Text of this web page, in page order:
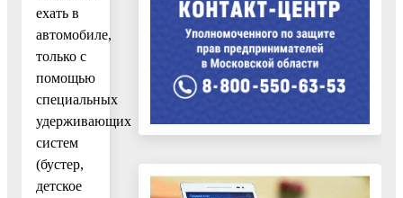
ехать в
автомобиле,
только с
помощью
специальных
удерживающих
систем
(бустер,
детское